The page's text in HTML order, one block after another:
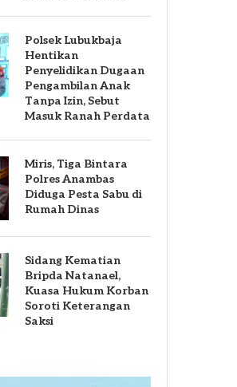
Polsek Lubukbaja
Hentikan
Penyelidikan Dugaan
Pengambilan Anak
Tanpa Izin, Sebut
Masuk Ranah Perdata
Miris, Tiga Bintara
Polres Anambas
Diduga Pesta Sabu di
Rumah Dinas
Sidang Kematian
Bripda Natanael,
Kuasa Hukum Korban
Soroti Keterangan
Saksi